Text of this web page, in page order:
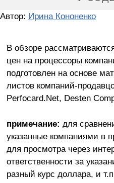
Автор: Ирина Кононенко
В обзоре
цен на процессоры
подготовлен на основе
листов компаний-
Perfocard.Net, Desten
примечание: для
указанные компаниями в
для просмотра через
ответственности за
разный курс доллара, и